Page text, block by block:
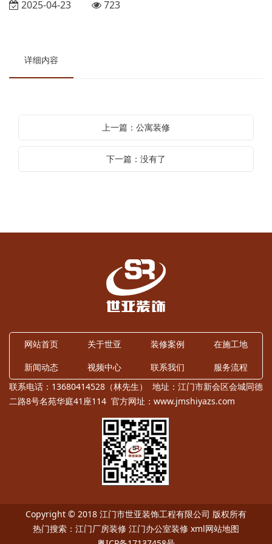
2025-04-23 723
详细内容
上一篇：公寓装修
下一篇：没有了
网站首页 关于世亚 装修案例
在施工地
新闻动态
视频中心 联系我们
服务流程
联系电话：13680414528（林先生） 地址：江门市新会区会城同德
二路8号名苑华庭41座114 官方网址： www.jmshiyazs.com
Copyright © 2018 江门市世亚装饰工程有限公司 版权所有
热门搜索： 江门厂房装修 江门办公室装修 xml网站地图